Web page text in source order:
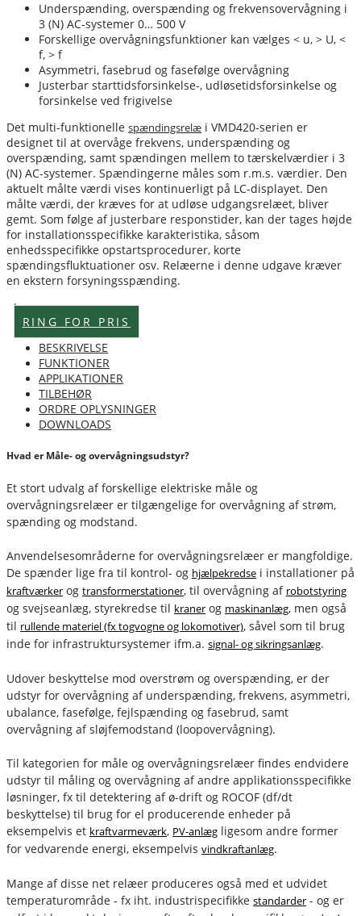
Underspænding, overspænding og frekvensovervågning i
3 (N) AC-systemer 0… 500 V
Forskellige overvågningsfunktioner kan vælges < u, > U, <
f, > f
Asymmetri, fasebrud og fasefølge overvågning
Justerbar starttidsforsinkelse-, udløsetidsforsinkelse og
forsinkelse ved frigivelse
Det multi-funktionelle spændingsrelæ i VMD420-serien er
designet til at overvåge frekvens, underspænding og
overspænding, samt spændingen mellem to tærskelværdier i 3
(N) AC-systemer. Spændingerne måles som r.m.s. værdier. Den
aktuelt målte værdi vises kontinuerligt på LC-displayet. Den
målte værdi, der kræves for at udløse udgangsrelæet, bliver
gemt. Som følge af justerbare responstider, kan der tages højde
for installationsspecifikke karakteristika, såsom
enhedsspecifikke opstartsprocedurer, korte
spændingsfluktuationer osv. Relæerne i denne udgave kræver
en ekstern forsyningsspænding.
Lagervare
RING FOR PRIS
BESKRIVELSE
FUNKTIONER
APPLIKATIONER
TILBEHØR
ORDRE OPLYSNINGER
DOWNLOADS
Hvad er Måle- og overvågningsudstyr?
Et stort udvalg af forskellige elektriske måle og
overvågningsrelæer er tilgængelige for overvågning af strøm,
spænding og modstand.
Anvendelsesområderne for overvågningsrelæer er mangfoldige.
De spænder lige fra til kontrol- og hjælpekredse i installationer på
kraftværker og transformerstationer, til overvågning af robotstyring
og svejseanlæg, styrekredse til kraner og maskinanlæg, men også
til rullende materiel (fx togvogne og lokomotiver), såvel som til brug
inde for infrastruktursystemer ifm.a. signal- og sikringsanlæg.
Udover beskyttelse mod overstrøm og overspænding, er der
udstyr for overvågning af underspænding, frekvens, asymmetri,
ubalance, fasefølge, fejlspænding og fasebrud, samt
overvågning af sløjfemodstand (loopovervågning).
Til kategorien for måle og overvågningsrelæer findes endvidere
udstyr til måling og overvågning af andre applikationsspecifikke
løsninger, fx til detektering af ø-drift og ROCOF (df/dt
beskyttelse) til brug for el producerende enheder på
eksempelvis et kraftvarmeværk, PV-anlæg ligesom andre former
for vedvarende energi, eksempelvis vindkraftanlæg.
Mange af disse net relæer produceres også med et udvidet
temperaturområde - fx iht. industrispecifikke standarder - og er